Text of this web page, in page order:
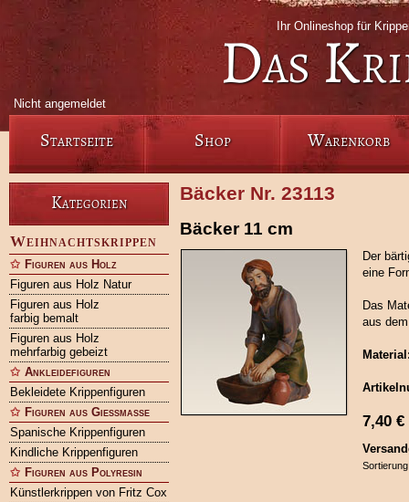
Ihr Onlineshop für
Das
Nicht angemeldet
Startseite Shop Warenkorb
Kategorien
Weihnachtskrippen
Figuren aus Holz
Figuren aus Holz Natur
Figuren aus Holz
farbig bemalt
Figuren aus Holz
mehrfarbig gebeizt
Ankleidefiguren
Bekleidete Krippenfiguren
Figuren aus Gießmasse
Spanische Krippenfiguren
Kindliche Krippenfiguren
Figuren aus Polyresin
Künstlerkrippen von Fritz Cox
Bäcker Nr. 23113
Bäcker 11 cm
Der
eine
Das
aus
7,40 €